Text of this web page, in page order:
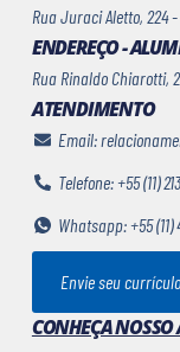
Rua Juraci Aletto, 224
ENDEREÇO -
Rua Rinaldo Chiarotti,
ATENDIMENTO
Email:
Telefone: +55 (11)
Whatsapp: +55 (11)
Envie seu currículo
CONHEÇA NOSSO